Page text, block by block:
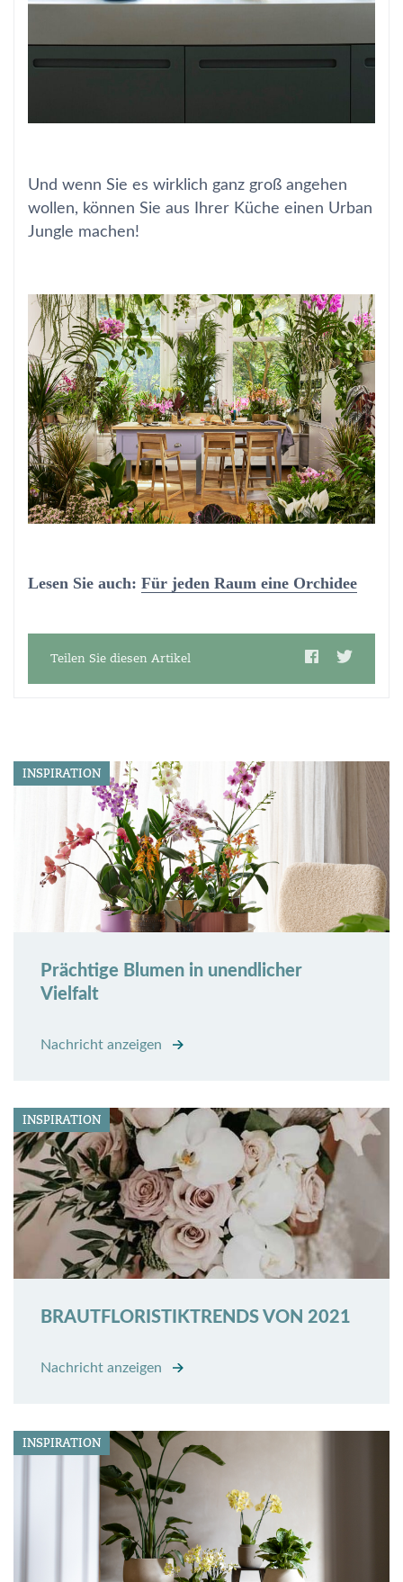
Und wenn Sie es wirklich ganz groß angehen
wollen, können Sie aus Ihrer Küche einen Urban
Jungle machen!
Lesen Sie auch: Für jeden Raum eine Orchidee
Teilen Sie diesen Artikel
INSPIRATION
Prächtige Blumen in unendlicher
Vielfalt
Nachricht anzeigen
INSPIRATION
BRAUTFLORISTIKTRENDS VON 2021
Nachricht anzeigen
INSPIRATION